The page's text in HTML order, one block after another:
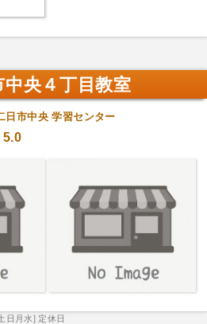
央４丁目教室
日市中央 学習センター
5.0
日月水] 定休日